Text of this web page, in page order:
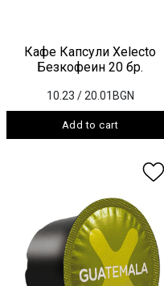
Кафе Капсули Xelecto
Безкофеин 20 бр.
10.23 / 20.01BGN
Add to cart